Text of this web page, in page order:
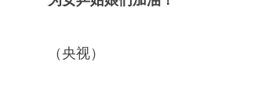
（央视）